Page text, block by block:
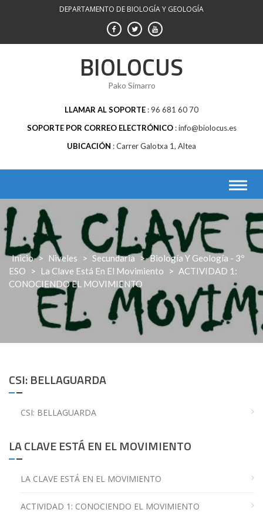
DEPARTAMENTO DE BIOLOGÍA Y GEOLOGÍA
BIOLOCUS
Pako Simarro
LLAMAR AL SOPORTE 96 681 60 70
SOPORTE POR CORREO ELECTRÓNICO info@biolocus.es
UBICACIÓN
Carrer Galotxa 1, Altea
Inicio > Niveles > Secundaria > Biología Y Geología - 3º
ESO
> La Clave Está En El Movimiento > ACTIVIDAD 1:
CONOCIENDO EL MOVIMIENTO
CSI: BELLAGUARDA
CSI: BELLAGUARDA
LA CLAVE ESTÁ EN EL MOVIMIENTO
LA CLAVE ESTÁ EN EL MOVIMIENTO
ACTIVIDAD 1: CONOCIENDO EL MOVIMIENTO